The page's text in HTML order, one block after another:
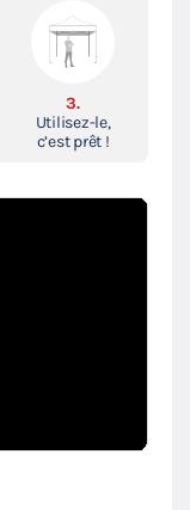
3.
Utilisez-le,
c’est prêt !